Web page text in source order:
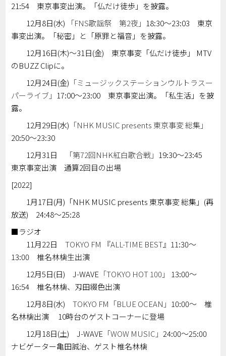
21:54 東京事変出演。「仏だけ徒歩」を披露。
12月8日(水)
「FNS歌謡祭 第2夜」 18:30～23:03 東京
事変出演。「秘密」と「原罪と福音」を披露。
12月16日(木)～31日(金) 東京事変「仏だけ徒歩」 MTV
のBUZZ Clipに。
12月24日(金) 「ミュージックステーションウルトラスー
パーライブ」 17:00～23:00 東京事変出演。「私生活」を披
露。
12月29日(水) 「NHK MUSIC presents 東京事変 総集」
20:50～23:30
12月31日
「第72回NHK紅白歌合戦」 19:30～23:45
東京事変出演 通算2回目の出場
[2022]
1月17日(月)「NHK MUSIC presents 東京事変 総集」(再
放送) 24:48～25:28
■ラジオ
11月22日TOKYO FM 『ALL-TIME BEST』 11:30～
13:00 椎名林檎生出演
12月5日(日) J-WAVE 「TOKYO HOT 100」
13:00～
16:54 椎名林檎、刄田綴色出演
12月8日(水)TOKYO FM「BLUE OCEAN」 10:00～ 椎
名林檎出演 10時台のゲストコーナーに登場
12月18日(土) J-WAVE 「WOW MUSIC」24:00～25:00
ナビゲーター亀田誠治、ゲスト椎名林檎